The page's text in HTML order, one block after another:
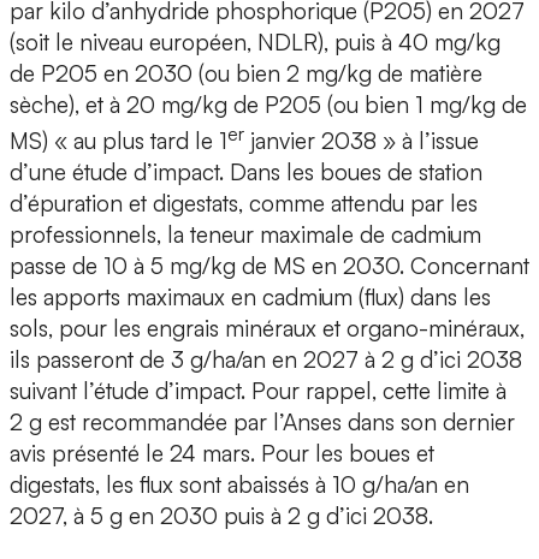
par kilo d’anhydride phosphorique (P205) en 2027
(soit le niveau européen, NDLR), puis à 40 mg/kg
de P205 en 2030 (ou bien 2 mg/kg de matière
sèche), et à 20 mg/kg de P205 (ou bien 1 mg/kg de
MS) « au plus tard le 1er janvier 2038 » à l’issue
d’une étude d’impact. Dans les boues de station
d’épuration et digestats, comme attendu par les
professionnels, la teneur maximale de cadmium
passe de 10 à 5 mg/kg de MS en 2030. Concernant
les apports maximaux en cadmium (flux) dans les
sols, pour les engrais minéraux et organo-minéraux,
ils passeront de 3 g/ha/an en 2027 à 2 g d’ici 2038
suivant l’étude d’impact. Pour rappel, cette limite à
2 g est recommandée par l’Anses dans son dernier
avis présenté le 24 mars. Pour les boues et
digestats, les flux sont abaissés à 10 g/ha/an en
2027, à 5 g en 2030 puis à 2 g d’ici 2038.